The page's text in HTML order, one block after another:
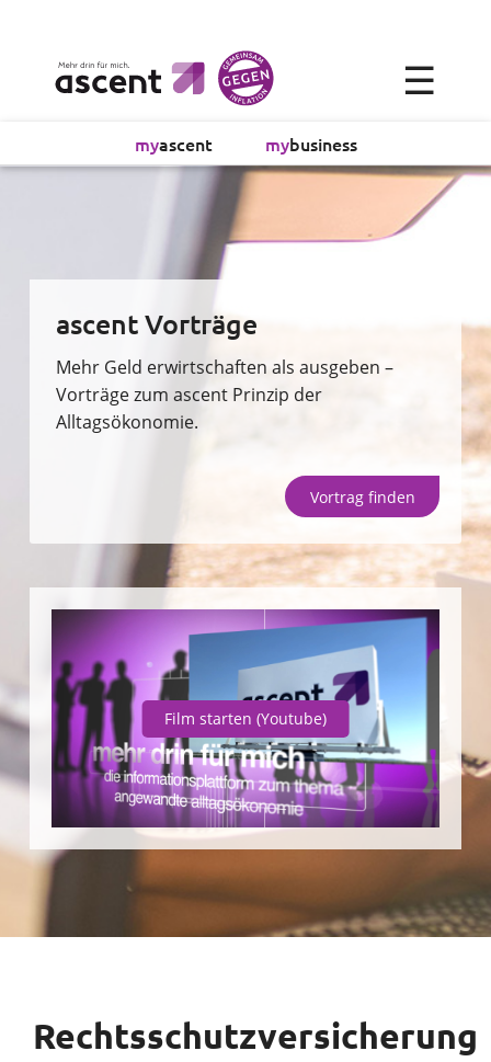
myascent mybusiness
×
Alltagsökonomie
Absicherung
Finanzvorsorge
Vollmachtsplanung
Sachversicherung
Unternehmen
SparpotenzialCheck Vortrag finden
☰
ascent Vorträge
Mehr Geld erwirtschaften als ausgeben –
Vorträge zum ascent Prinzip der
Alltagsökonomie.
Vortrag finden
Film starten (Youtube)
Rechtsschutzversicherung